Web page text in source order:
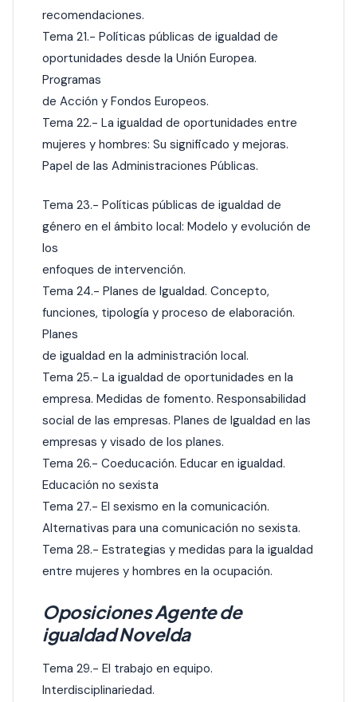
recomendaciones.
Tema 21.- Políticas públicas de igualdad de
oportunidades desde la Unión Europea.
Programas
de Acción y Fondos Europeos.
Tema 22.- La igualdad de oportunidades entre
mujeres y hombres: Su significado y mejoras.
Papel de las Administraciones Públicas.
Tema 23.- Políticas públicas de igualdad de
género en el ámbito local: Modelo y evolución de
los
enfoques de intervención.
Tema 24.- Planes de Igualdad. Concepto,
funciones, tipología y proceso de elaboración.
Planes
de igualdad en la administración local.
Tema 25.- La igualdad de oportunidades en la
empresa. Medidas de fomento. Responsabilidad
social de las empresas. Planes de Igualdad en las
empresas y visado de los planes.
Tema 26.- Coeducación. Educar en igualdad.
Educación no sexista
Tema 27.- El sexismo en la comunicación.
Alternativas para una comunicación no sexista.
Tema 28.- Estrategias y medidas para la igualdad
entre mujeres y hombres en la ocupación.
Oposiciones Agente de
igualdad Novelda
Tema 29.- El trabajo en equipo.
Interdisciplinariedad.